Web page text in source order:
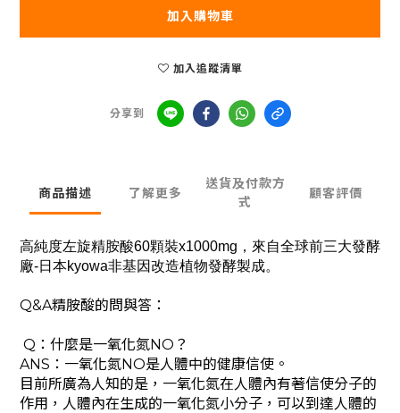
加入購物車
加入追蹤清單
分享到
商品描述 了解更多
送貨及付款方
式
顧客評價
高純度左旋精胺酸60顆裝x1000mg，來自全球前三大發酵
廠-日本kyowa非基因改造植物發酵製成。
Q&A精胺酸的問與答：
Q：什麼是一氧化氮NO？
ANS：一氧化氮NO是人體中的健康信使。
目前所廣為人知的是，一氧化氮在人體內有著信使分子的
作用，人體內在生成的一氧化氮小分子，可以到達人體的